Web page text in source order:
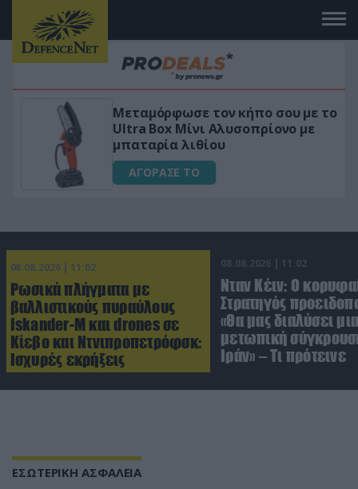
Μεταμόρφωσε τον κήπο σου με το
Ultra Box Μίνι Αλυσοπρίονο με
μπαταρία λιθίου
ΑΓΟΡΑΣΕ ΤΟ
08.08.2026 | 11:02
Ρωσικά πλήγματα με
βαλλιστικούς πυραύλους
Iskander-M και drones σε
Κίεβο και Ντνιπροπετρόφσκ:
Ισχυρές εκρήξεις
08.08.2026 | 11:02
Νταν Κέιν: Ο
Στρατηγός
«Θα μας διαλύσει
μετωπική
Ιράν» – Τι πρότεινε
ΕΣΩΤΕΡΙΚΗ ΑΣΦΑΛΕΙΑ